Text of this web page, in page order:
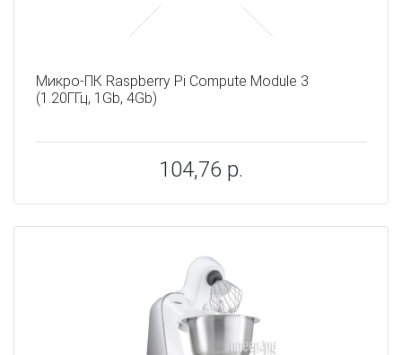
Микро-ПК Raspberry Pi Compute Module 3
(1.20ГГц, 1Gb, 4Gb)
104,76 р.